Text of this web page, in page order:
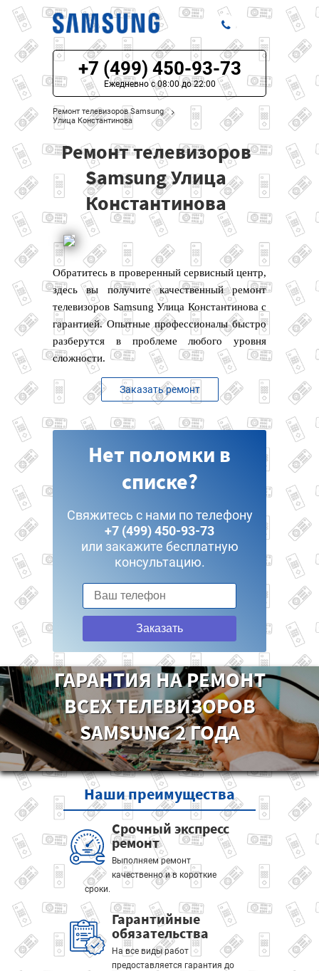
ЦЕНЫ НА РЕМОНТ
О СЕРВИСЕ
МОДЕЛИ SAMSUNG
НАШИ КОНТАКТЫ
+7 (499) 450-93-73
Ежедневно с 08:00 до 22:00
Ремонт телевизоров Samsung
Улица Константинова
Ремонт телевизоров
Samsung Улица
Константинова
Обратитесь в проверенный сервисный центр,
здесь вы получите качественный ремонт
телевизоров Samsung Улица Константинова с
гарантией. Опытные профессионалы быстро
разберутся в проблеме любого уровня
сложности.
Заказать ремонт
Нет поломки в
списке?
Свяжитесь с нами по телефону
+7 (499) 450-93-73
или закажите бесплатную
консультацию.
Заказать
ГАРАНТИЯ НА РЕМОНТ
ВСЕХ ТЕЛЕВИЗОРОВ
SAMSUNG 2 ГОДА
Нашипреимущества
Срочный экспресс
ремонт
Выполняем ремонт
качественно и в короткие
сроки.
Гарантийные
обязательства
На все виды работ
предоставляется гарантия до